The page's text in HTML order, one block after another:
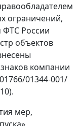
ограничений,
ФТС России
объектов
компании
01344-001/
мер,